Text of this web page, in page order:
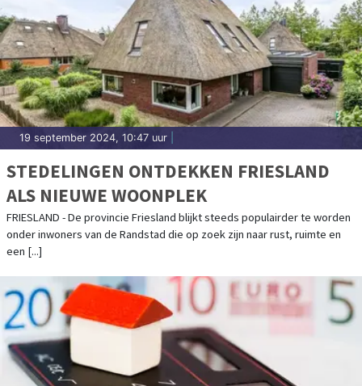
19 september 2024, 10:47 uur
STEDELINGEN ONTDEKKEN FRIESLAND
ALS NIEUWE WOONPLEK
FRIESLAND - De provincie Friesland blijkt steeds populairder te worden
onder inwoners van de Randstad die op zoek zijn naar rust, ruimte en
een [...]